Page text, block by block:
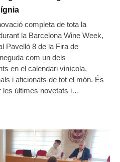
completa de tota la
la Barcelona Wine Week,
Pavelló 8 de la Fira de
com un dels
en el calendari vinícola,
i aficionats de tot el món. És
les últimes novetats i…